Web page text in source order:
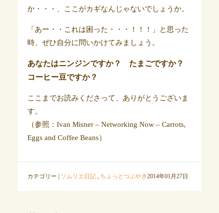
か・・・、ここがカギなんじゃないでしょうか。
「あー・・これは困った・・・！！！」と思った
時、ぜひ自分に問いかけてみましょう。
あなたはニンジンですか？ たまごですか？
コーヒー豆ですか？
ここまでお読みくださって、ありがとうございま
す。
（参照：Ivan Misner – Networking Now – Carrots,
Eggs and Coffee Beans）
カテゴリー | ソムリエ日記, ちょっとつぶやき2014年01月27日